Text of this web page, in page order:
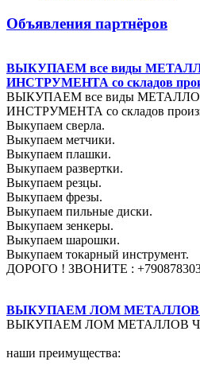
Объявления партнёров
ВЫКУПАЕМ все виды
ИНСТРУМЕНТА со складов
ВЫКУПАЕМ все виды
ИНСТРУМЕНТА со складов
Выкупаем сверла.
Выкупаем метчики.
Выкупаем плашки.
Выкупаем развертки.
Выкупаем резцы.
Выкупаем фрезы.
Выкупаем пильные диски.
Выкупаем зенкеры.
Выкупаем шарошки.
Выкупаем токарный инструмент.
ДОРОГО ! ЗВОНИТЕ :
ВЫКУПАЕМ ЛОМ МЕТАЛЛОВ
ВЫКУПАЕМ ЛОМ МЕТАЛЛОВ
наши преимущества: